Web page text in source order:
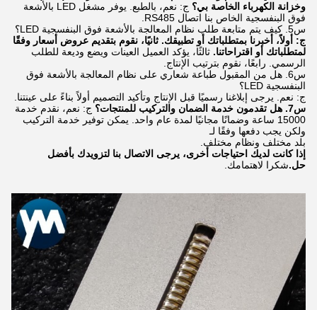
وخزانة الكهرباء الخاصة بي؟
ج: نعم، بالطبع. يوفر مشغل LED بالأشعة
فوق البنفسجية الخاص بنا اتصال RS485.
س5. كيف يتم متابعة طلب نظام المعالجة بالأشعة فوق البنفسجية LED؟
ج: أولاً، أخبرنا بمتطلباتك أو تطبيقك. ثانيًا، نقوم بتقديم عروض أسعار وفقًا
لمتطلباتك أو اقتراحاتنا. ثالثًا، يؤكد العميل العينات ويضع وديعة للطلب
الرسمي. رابعًا، نقوم بترتيب الإنتاج.
س6. هل من المقبول طباعة شعاري على نظام المعالجة بالأشعة فوق
البنفسجية LED؟
ج: نعم. يرجى إبلاغنا رسميًا قبل الإنتاج وتأكيد التصميم أولاً بناءً على عينتنا.
س7. هل تقدمون خدمة الضمان والتركيب للمنتجات؟
ج: نعم، نقدم خدمة
15000 ساعة وضمانًا مجانيًا لمدة عام واحد. يمكن توفير خدمة التركيب
ولكن يجب دفعها وفقًا لـ
بلد مختلف ونظام مختلف.
إذا كانت لديك احتياجات أخرى، يرجى الاتصال بنا لتزويدك بأفضل
حل.شكرا لاهتمامك.